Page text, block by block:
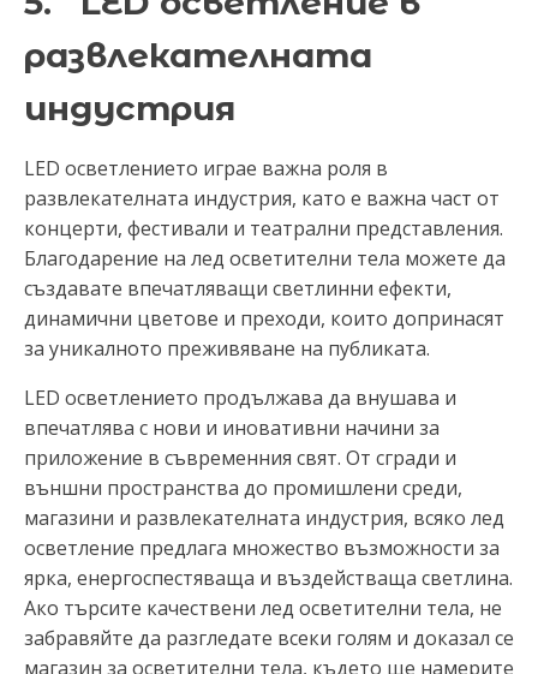
развлекателната
индустрия
LED осветлението играе важна роля в
развлекателната индустрия, като е важна част от
концерти, фестивали и театрални представления.
Благодарение на лед осветителни тела можете да
създавате впечатляващи светлинни ефекти,
динамични цветове и преходи, които допринасят
за уникалното преживяване на публиката.
LED осветлението продължава да внушава и
впечатлява с нови и иновативни начини за
приложение в съвременния свят. От сгради и
външни пространства до промишлени среди,
магазини и развлекателната индустрия, всяко лед
осветление предлага множество възможности за
ярка, енергоспестяваща и въздействаща светлина.
Ако търсите качествени лед осветителни тела, не
забравяйте да разгледате всеки голям и доказал се
магазин за осветителни тела, където ще намерите